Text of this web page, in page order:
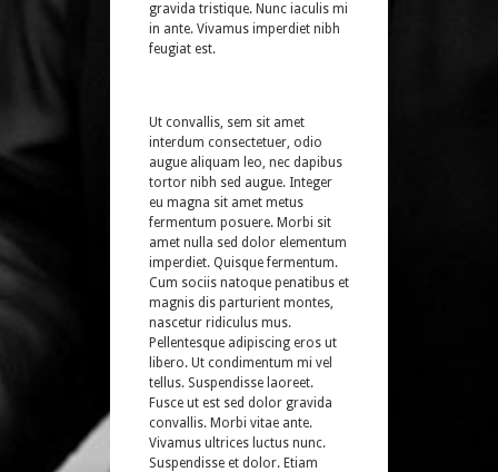
gravida tristique. Nunc iaculis mi
in ante. Vivamus imperdiet nibh
feugiat est.
Ut convallis, sem sit amet
interdum consectetuer, odio
augue aliquam leo, nec dapibus
tortor nibh sed augue. Integer
eu magna sit amet metus
fermentum posuere. Morbi sit
amet nulla sed dolor elementum
imperdiet. Quisque fermentum.
Cum sociis natoque penatibus et
magnis dis parturient montes,
nascetur ridiculus mus.
Pellentesque adipiscing eros ut
libero. Ut condimentum mi vel
tellus. Suspendisse laoreet.
Fusce ut est sed dolor gravida
convallis. Morbi vitae ante.
Vivamus ultrices luctus nunc.
Suspendisse et dolor. Etiam